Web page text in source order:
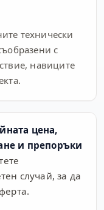
технически
с
навиците
цена,
и препоръки
случай, за да